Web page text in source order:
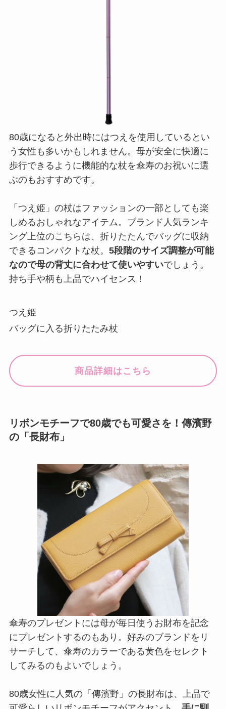
80歳になると外出時にはつえを使用しているとい
う女性も多いかもしれません。母が安全に快適に
歩行できるように機能的な杖を傘寿のお祝いに選
ぶのもおすすめです。
「つえ姫」の杖はファッションの一部としても楽
しめるおしゃれなアイテム。ブランド人気ランキ
ング上位のこちらは、折りたたんでバッグに収納
できるコンパクトな杖。 5段階のサイズ調整が可能
なので母の背丈に合わせて使いやすいでしょう。
持ち手や柄も上品でハイセンス！
つえ姫
バッグに入る折りたたみ杖
商品詳細はこちら
リボンモチーフで80歳でも可愛さを！傳濱野
の「長財布」
傘寿のプレゼントには母が毎日使うお財布を記念
にプレゼントするのもあり。好みのブランドをリ
サーチして、傘寿のカラーである黄色をセレクト
してみるのもよいでしょう。
80歳女性に人気の「傳濱野」の長財布は、上品で